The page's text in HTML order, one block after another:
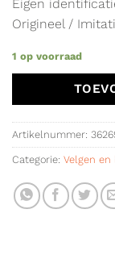
Eigen
Origineel /
1 op voorraad
Artikelnummer:
Categorie: Velgen en